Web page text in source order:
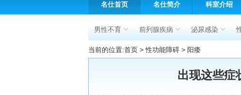
名仕首页 名仕简介 科室介绍
男性不育 前列腺疾病 泌尿感染
当前的位置:首页 >性功能障碍 > 阳痿
出现这些症